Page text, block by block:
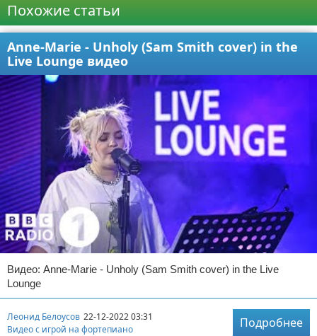
Похожие статьи
Anne-Marie - Unholy (Sam Smith cover) in the
Live Lounge видео
Видео: Anne-Marie - Unholy (Sam Smith cover) in the Live
Lounge
Леонид Белоусов 22-12-2022 03:31
Видео с игрой на фортепиано
Подробнее